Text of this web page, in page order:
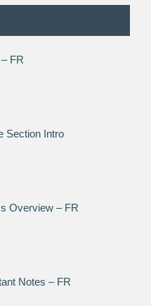
FR
Section Intro
Overview – FR
Notes – FR